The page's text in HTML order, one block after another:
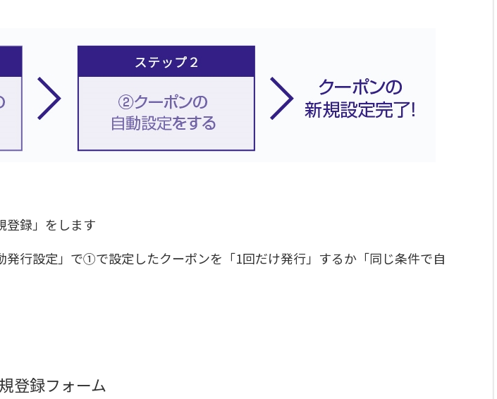
録」をします
行設定」で①で設定したクーポンを「1回だけ発行」するか「同じ条件で自
登録フォーム